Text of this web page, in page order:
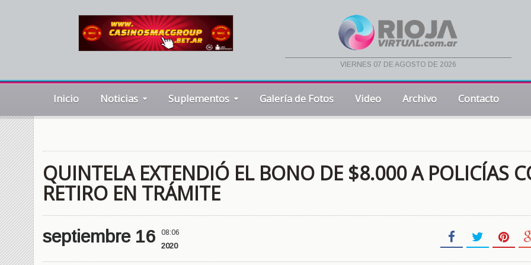
viernes 07 de agosto de 2026
Inicio Noticias Suplementos Galería de Fotos Video Archivo Contacto
QUINTELA EXTENDIÓ EL BONO DE $8.000 A POLICÍAS
RETIRO EN TRÁMITE
septiembre 16 08:06
2020